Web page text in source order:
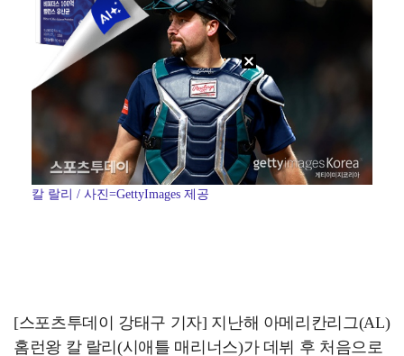
칼 랄리 / 사진=GettyImages 제공
[스포츠투데이 강태구 기자] 지난해 아메리칸리그(AL)
홈런왕 칼 랄리(시애틀 매리너스)가 데뷔 후 처음으로